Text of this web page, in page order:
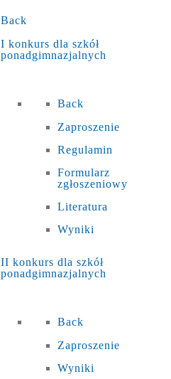
Back
I konkurs dla szkół
ponadgimnazjalnych
Back
Zaproszenie
Regulamin
Formularz
zgłoszeniowy
Literatura
Wyniki
II konkurs dla szkół
ponadgimnazjalnych
Back
Zaproszenie
Wyniki